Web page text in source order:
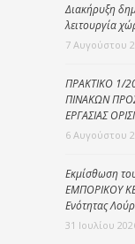
Διακήρυξη
λειτουργία
7 Αυγούστου
ΠΡΑΚΤΙΚΟ 1/
ΠΙΝΑΚΩΝ
ΕΡΓΑΣΙΑΣ
6 Αυγούστου
Εκμίσθωση
ΕΜΠΟΡΙΚΟΥ
Ενότητας
31 Ιουλίου